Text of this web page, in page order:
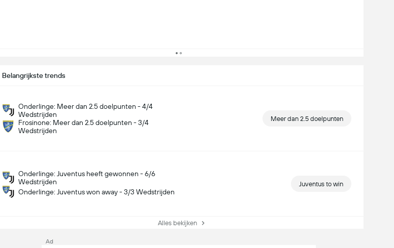
Belangrijkste trends
Onderlinge: Meer dan 2.5 doelpunten - 4/4
Wedstrijden
Frosinone: Meer dan 2.5 doelpunten - 3/4
Wedstrijden
Meer dan 2.5 doelpunten
Onderlinge: Juventus heeft gewonnen - 6/6
Wedstrijden
Onderlinge: Juventus won away - 3/3 Wedstrijden
Juventus to win
Alles bekijken
Ad